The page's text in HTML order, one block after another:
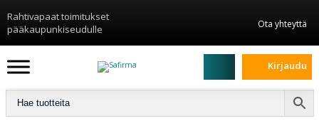
Rahtivapaat toimitukset
pääkaupunkiseudulle
Ota yhteyttä
Kirjaudu